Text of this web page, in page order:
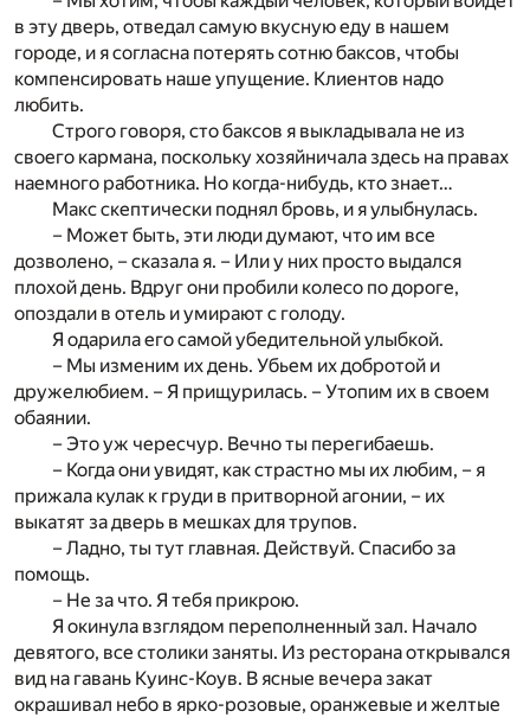
в эту дверь, отведал самую вкусную еду в нашем
городе, и я согласна потерять сотню баксов, чтобы
компенсировать наше упущение. Клиентов надо
любить.
Строго говоря, сто баксов я выкладывала не из
своего кармана, поскольку хозяйничала здесь на правах
наемного работника. Но когда-нибудь, кто знает…
Макс скептически поднял бровь, и я улыбнулась.
– Может быть, эти люди думают, что им все
дозволено, – сказала я. – Или у них просто выдался
плохой день. Вдруг они пробили колесо по дороге,
опоздали в отель и умирают с голоду.
Я одарила его самой убедительной улыбкой.
– Мы изменим их день. Убьем их добротой и
дружелюбием. – Я прищурилась. – Утопим их в своем
обаянии.
– Это уж чересчур. Вечно ты перегибаешь.
– Когда они увидят, как страстно мы их любим, – я
прижала кулак к груди в притворной агонии, – их
выкатят за дверь в мешках для трупов.
– Ладно, ты тут главная. Действуй. Спасибо за
помощь.
– Не за что. Я тебя прикрою.
Я окинула взглядом переполненный зал. Начало
девятого, все столики заняты. Из ресторана открывался
вид на гавань Куинс-Коув. В ясные вечера закат
окрашивал небо в ярко-розовые, оранжевые и желтые